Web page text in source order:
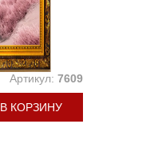
Артикул: 7609
В КОРЗИНУ